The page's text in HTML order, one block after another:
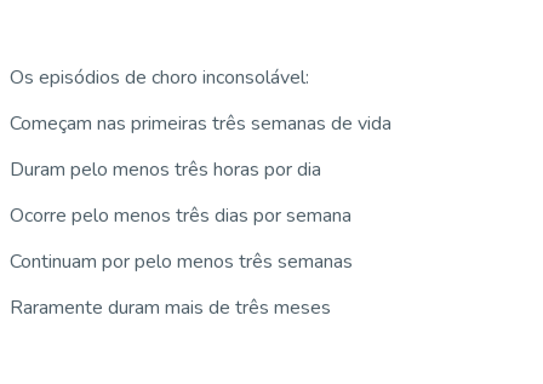
Os episódios de choro inconsolável:
Começam nas primeiras três semanas de vida
Duram pelo menos três horas por dia
Ocorre pelo menos três dias por semana
Continuam por pelo menos três semanas
Raramente duram mais de três meses